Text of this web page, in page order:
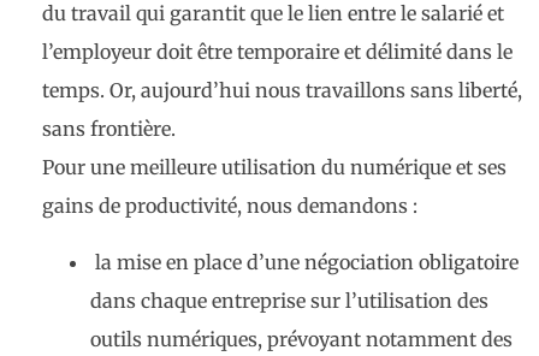
du travail qui garantit que le lien entre le salarié et
l’employeur doit être temporaire et délimité dans le
temps. Or, aujourd’hui nous travaillons sans liberté,
sans frontière.
Pour une meilleure utilisation du numérique et ses
gains de productivité, nous demandons :
la mise en place d’une négociation obligatoire
dans chaque entreprise sur l’utilisation des
outils numériques, prévoyant notamment des